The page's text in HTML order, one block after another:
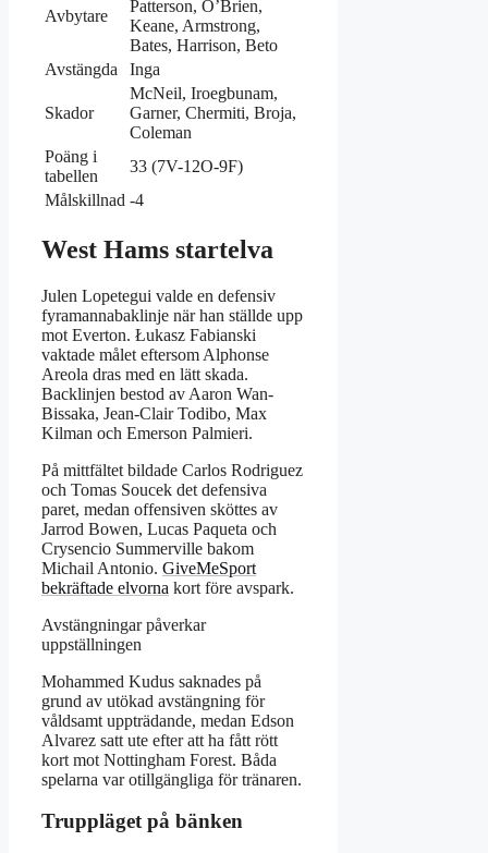
Avbytare
Patterson, O’Brien,
Keane, Armstrong,
Bates, Harrison, Beto
Avstängda
Inga
Skador
McNeil, Iroegbunam,
Garner, Chermiti, Broja,
Coleman
Poäng i
tabellen
33 (7V-12O-9F)
Målskillnad -4
West Hams startelva
Julen Lopetegui valde en defensiv
fyramannabaklinje när han ställde upp
mot Everton. Łukasz Fabianski
vaktade målet eftersom Alphonse
Areola dras med en lätt skada.
Backlinjen bestod av Aaron Wan-
Bissaka, Jean-Clair Todibo, Max
Kilman och Emerson Palmieri.
På mittfältet bildade Carlos Rodriguez
och Tomas Soucek det defensiva
paret, medan offensiven sköttes av
Jarrod Bowen, Lucas Paqueta och
Crysencio Summerville bakom
Michail Antonio. GiveMeSport
bekräftade elvorna kort före avspark.
Avstängningar påverkar
uppställningen
Mohammed Kudus saknades på
grund av utökad avstängning för
våldsamt uppträdande, medan Edson
Alvarez satt ute efter att ha fått rött
kort mot Nottingham Forest. Båda
spelarna var otillgängliga för tränaren.
Truppläget på bänken